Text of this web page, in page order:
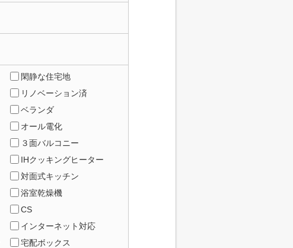
閑静な住宅地
リノベーション済
ベランダ
オール電化
３面バルコニー
IHクッキングヒーター
対面式キッチン
浴室乾燥機
CS
インターネット対応
宅配ボックス